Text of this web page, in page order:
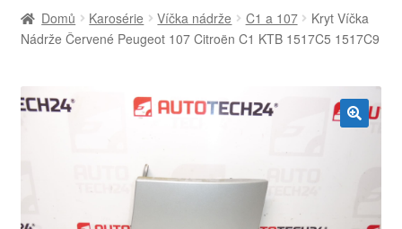
Celosvětová doprava
Můj účet
Domů Karosérie Víčka nádrže C1 a 107
Kryt Víčka
Nádrže Červené Peugeot 107 Citroën C1 KTB 1517C5 1517C9